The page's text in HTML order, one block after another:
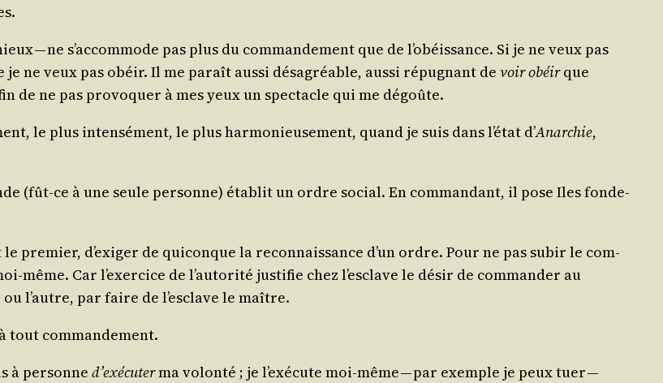
— ne s’accommode pas plus du com­man­de­ment que de l’obéissance. Si je ne veux pas
ne veux pas obéir. Il me paraît aus­si désa­gréable, aus­si répu­gnant de voir obéirque
de ne pas pro­vo­quer à mes yeux un spec­tacle qui me dégoûte.
le plus inten­sé­ment, le plus har­mo­nieu­se­ment, quand je suis dans l’état d’Anar­chie,
(fût-ce à une seule per­sonne) éta­blit un ordre social. En com­man­dant, il pose Iles fon­de­
pre­mier, d’exiger de qui­conque la recon­nais­sance d’un ordre. Pour ne pas subir le com­
même. Car l’exercice de l’autorité jus­ti­fie chez l’esclave le désir de com­man­der au
l’autre, par faire de l’esclave le maître.
tout commandement.
à per­sonne d’exécuterma volon­té ; je l’exécute moi-même — par exemple je peux tuer —